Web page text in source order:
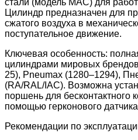
Цилиндр предназначен для
сжатого воздуха в
поступательное движение.
Ключевая особенность:
цилиндрами мировых
25), Pneumax (1280–1294),
(RA/RAL/IAC). Возможна
поршень для бесконтактного
помощью герконового
Рекомендации по